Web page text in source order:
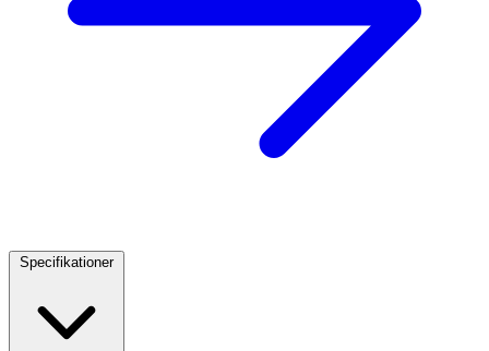
Specifikationer